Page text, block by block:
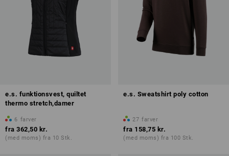
e.s. funktionsvest, quiltet
thermo stretch,damer
6 farver
fra 362,50 kr.
(med moms) fra 10 Stk.
e.s. Sweatshirt poly cotton
27 farver
fra 158,75 kr.
(med moms) fra 100 Stk.